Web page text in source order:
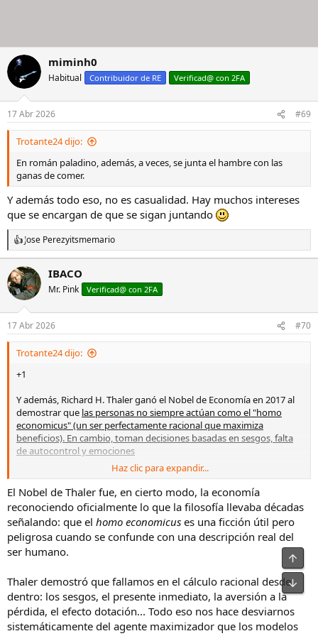
miminh0
Habitual Contribuidor de RE Verificad@ con 2FA
17 Abr 2026 #69
Trotante24 dijo:
En román paladino, además, a veces, se junta el hambre con las
ganas de comer.
Y además todo eso, no es casualidad. Hay muchos intereses
que se encargan de que se sigan juntando
R
e
a
c
c
i
o
n
e
Jose Perezyitsmemario
IBACO
Mr. Pink Verificad@ con 2FA
17 Abr 2026 #70
Trotante24 dijo:
+1
Y además, Richard H. Thaler ganó el Nobel de Economía en 2017 al
demostrar que las personas no siempre actúan como el "homo
economicus" (un ser perfectamente racional que maximiza
beneficios). En cambio, toman decisiones basadas en sesgos, falta
de autocontrol y emociones
En román paladino, además, a veces, se junta el hambre con las
ganas de comer.
Haz clic para expandir...
El Nobel de Thaler fue, en cierto modo, la economía
reconociendo oficialmente lo que la filosofía llevaba décadas
señalando: que el homo economicus es una ficción útil pero
peligrosa cuando se confunde con una descripción real del
ser humano.
Thaler demostró que fallamos en el cálculo racional desde
dentro: los sesgos, el presente inmediato, la aversión a la
pérdida, el efecto dotación... Todo eso nos hace desviarnos
sistemáticamente del agente maximizador que los modelos